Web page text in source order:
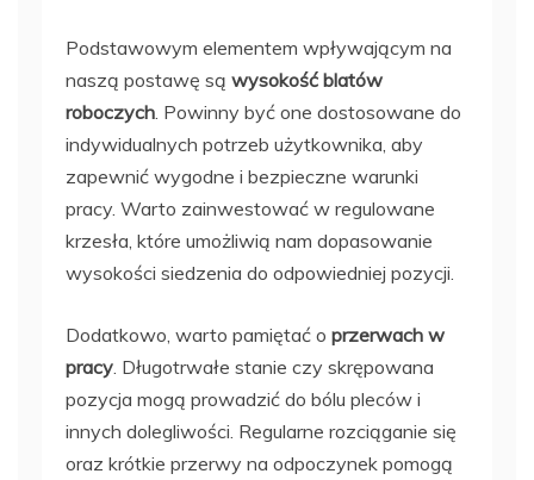
Podstawowym elementem wpływającym na
naszą postawę są wysokość blatów
roboczych. Powinny być one dostosowane do
indywidualnych potrzeb użytkownika, aby
zapewnić wygodne i bezpieczne warunki
pracy. Warto zainwestować w regulowane
krzesła, które umożliwią nam dopasowanie
wysokości siedzenia do odpowiedniej pozycji.
Dodatkowo, warto pamiętać o przerwach w
pracy. Długotrwałe stanie czy skrępowana
pozycja mogą prowadzić do bólu pleców i
innych dolegliwości. Regularne rozciąganie się
oraz krótkie przerwy na odpoczynek pomogą